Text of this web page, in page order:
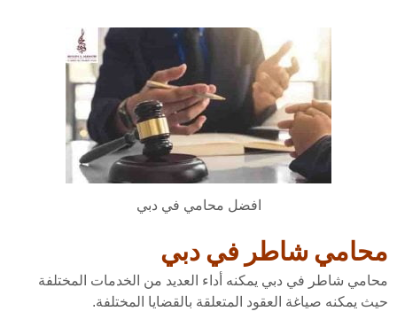
افضل محامي في دبي
محامي شاطر في دبي
محامي شاطر في دبي يمكنه أداء العديد من الخدمات المختلفة
حيث يمكنه صياغة العقود المتعلقة بالقضايا المختلفة.